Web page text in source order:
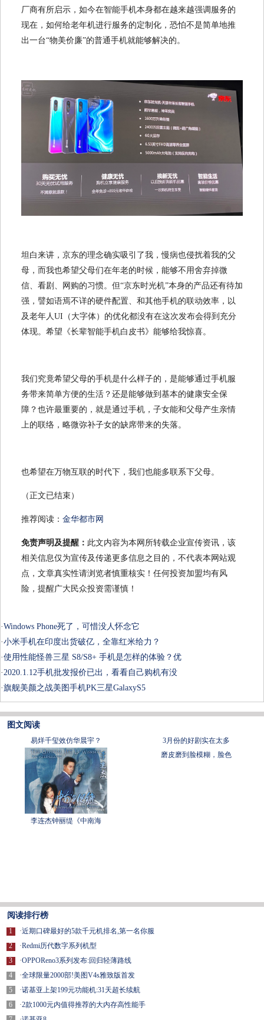
厂商有所启示，如今在智能手机本身都在越来越强调服务的
现在，如何给老年机进行服务的定制化，恐怕不是简单地推
出一台“物美价廉”的普通手机就能够解决的。
坦白来讲，京东的理念确实吸引了我，慢病也侵扰着我的父
母，而我也希望父母们在年老的时候，能够不用舍弃掉微
信、看剧、网购的习惯。但“京东时光机”本身的产品还有待加
强，譬如语焉不详的硬件配置、和其他手机的联动效率，以
及老年人UI（大字体）的优化都没有在这次发布会得到充分
体现。希望《长辈智能手机白皮书》能够给我惊喜。
我们究竟希望父母的手机是什么样子的，是能够通过手机服
务带来简单方便的生活？还是能够做到基本的健康安全保
障？也许最重要的，就是通过手机，子女能和父母产生亲情
上的联络，略微弥补子女的缺席带来的失落。
也希望在万物互联的时代下，我们也能多联系下父母。
（正文已结束）
推荐阅读： 金华都市网
免责声明及提醒： 此文内容为本网所转载企业宣传资讯，该
相关信息仅为宣传及传递更多信息之目的，不代表本网站观
点，文章真实性请浏览者慎重核实！任何投资加盟均有风
险，提醒广大民众投资需谨慎！
·Windows Phone死了，可惜没人怀念它
·小米手机在印度出货破亿，全靠红米给力？
·使用性能怪兽三星 S8/S8+ 手机是怎样的体验？优
·2020.1.12手机批发报价已出，看看自己购机有没
·旗舰美颜之战美图手机PK三星GalaxyS5
图文阅读
易烊千玺效仿华晨宇？ 3月份的好剧实在太多
李连杰钟丽缇《中南海
磨皮磨到脸模糊，脸色
阅读排行榜
1
2
3
4
5
6
·近期口碑最好的5款千元机排名,第一名你服
·Redmi历代数字系列机型
·OPPOReno3系列发布:回归轻薄路线
·全球限量2000部!美图V4s雅致版首发
·诺基亚上架199元功能机:31天超长续航
·2款1000元内值得推荐的大内存高性能手